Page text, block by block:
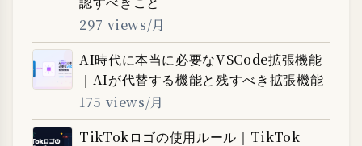
297 views/月
AI時代に本当に必要なVSCode拡張機能
｜AIが代替する機能と残すべき拡張機能
175 views/月
TikTokロゴの使用ルール｜TikTok